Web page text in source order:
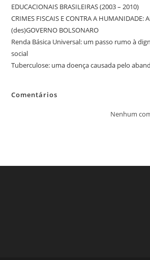
EDUCACIONAIS BRASILEIRAS (2003 – 2010)
CRIMES FISCAIS E CONTRA A HUMANIDADE:
(des)GOVERNO BOLSONARO
Renda Básica Universal: um passo rumo à
social
Tuberculose: uma doença causada pelo
Comentários
Nenhum